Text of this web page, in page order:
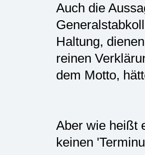
Auch die
Haltung,
reinen
dem Motto,
Aber wie heißt
keinen